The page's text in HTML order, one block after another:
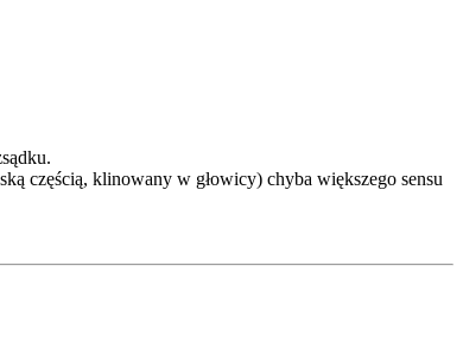
częścią, klinowany w głowicy) chyba większego sensu